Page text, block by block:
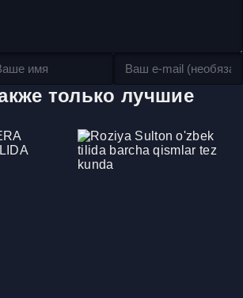
только лучшие